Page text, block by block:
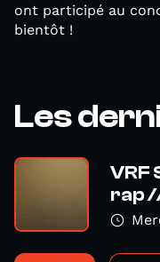
ont participé au
bientôt !
Les
VRF
rap